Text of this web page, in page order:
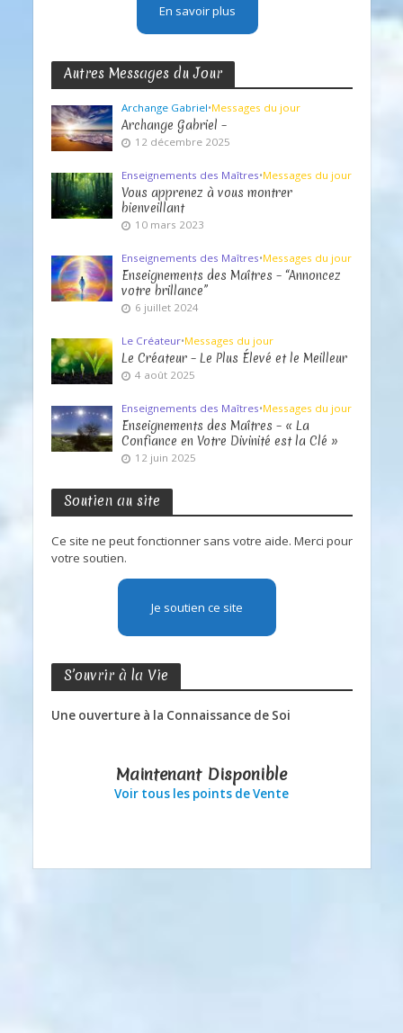
En savoir plus
Autres Messages du Jour
Archange Gabriel•Messages du jour
Archange Gabriel –
12 décembre 2025
Enseignements des Maîtres•Messages du jour
Vous apprenez à vous montrer
bienveillant
10 mars 2023
Enseignements des Maîtres•Messages du jour
Enseignements des Maîtres – “Annoncez
votre brillance”
6 juillet 2024
Le Créateur•Messages du jour
Le Créateur – Le Plus Élevé et le Meilleur
4 août 2025
Enseignements des Maîtres•Messages du jour
Enseignements des Maîtres – « La
Confiance en Votre Divinité est la Clé »
12 juin 2025
Soutien au site
Ce site ne peut fonctionner sans votre aide. Merci pour
votre soutien.
Je soutien ce site
S’ouvrir à la Vie
Une ouverture à la Connaissance de Soi
Maintenant Disponible
Voir tous les points de Vente